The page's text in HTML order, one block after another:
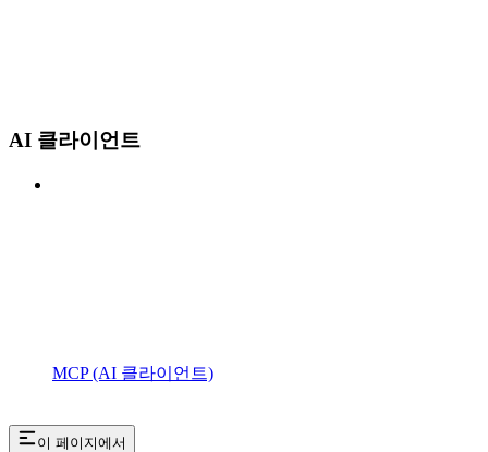
AI 클라이언트
MCP (AI 클라이언트)
이 페이지에서